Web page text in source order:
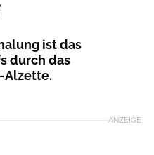
ist das
durch das
Alzette.
ANZEIGE